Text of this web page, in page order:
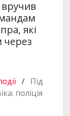
які
через
/ Під
поліція